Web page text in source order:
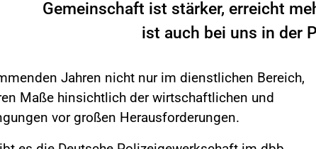
Gemeinschaft ist stärker, erreicht
ist auch bei uns in der
Jahren nicht nur im dienstlichen Bereich,
Maße hinsichtlich der wirtschaftlichen und
vor großen Herausforderungen.